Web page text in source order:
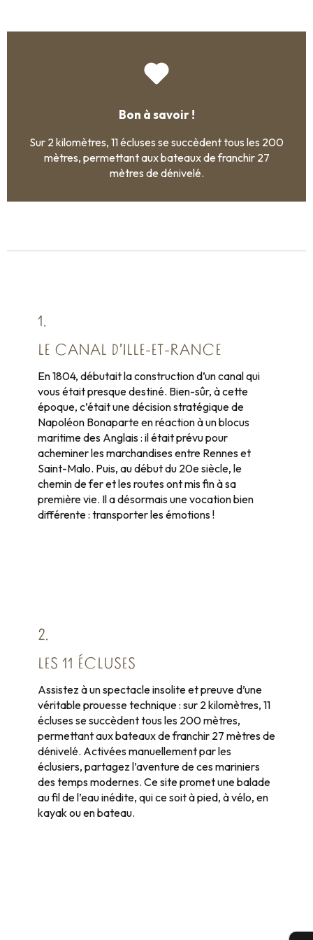
Bon à savoir !
Sur 2 kilomètres, 11 écluses se succèdent tous les 200
mètres, permettant aux bateaux de franchir 27
mètres de dénivelé.
1.
LE CANAL D’ILLE-ET-RANCE
En 1804, débutait la construction d’un canal qui
vous était presque destiné. Bien-sûr, à cette
époque, c’était une décision stratégique de
Napoléon Bonaparte en réaction à un blocus
maritime des Anglais : il était prévu pour
acheminer les marchandises entre Rennes et
Saint-Malo. Puis, au début du 20e siècle, le
chemin de fer et les routes ont mis fin à sa
première vie. Il a désormais une vocation bien
différente : transporter les émotions !
2.
LES 11 ÉCLUSES
Assistez à un spectacle insolite et preuve d’une
véritable prouesse technique : sur 2 kilomètres, 11
écluses se succèdent tous les 200 mètres,
permettant aux bateaux de franchir 27 mètres de
dénivelé. Activées manuellement par les
éclusiers, partagez l’aventure de ces mariniers
des temps modernes. Ce site promet une balade
au fil de l’eau inédite, qui ce soit à pied, à vélo, en
kayak ou en bateau.